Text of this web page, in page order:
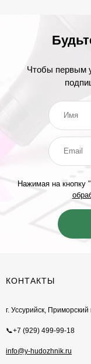
Чтобы первым
Нажимая на кнопку
КОНТАКТЫ
г. Уссурийск, Приморский
📞+7 (929) 499-99-18
info@y-hudozhnik.ru